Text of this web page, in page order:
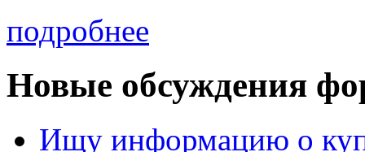
подробнее
Новые обсуждения
Ищу информацию о